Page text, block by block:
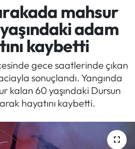
mahsur
adam
kaybetti
gece saatlerinde çıkan
sonuçlandı. Yangında
kalan 60 yaşındaki Dursun
hayatını kaybetti.
Haritası
ve Fikstür